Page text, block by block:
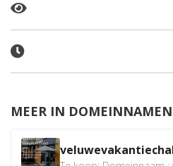
MEER IN DOMEINNAMEN